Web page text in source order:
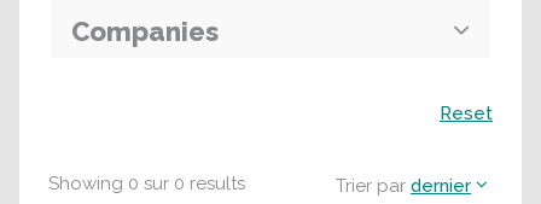
Showing 0 sur 0 results Trier par dernier
Companies
Reset